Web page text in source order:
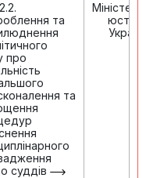
та
про
та
суддів